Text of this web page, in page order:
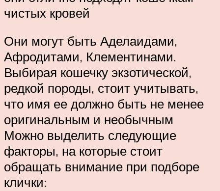
чистых кровей
Они могут быть Аделаидами,
Афродитами, Клементинами.
Выбирая кошечку экзотической,
редкой породы, стоит учитывать,
что имя ее должно быть не менее
оригинальным и необычным
Можно выделить следующие
факторы, на которые стоит
обращать внимание при подборе
клички: